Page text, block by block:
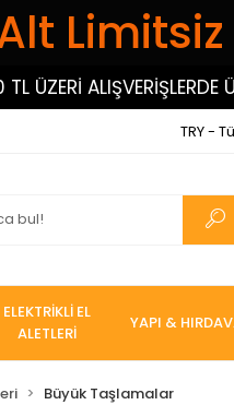
ALIŞVERİŞLERDE
TRY -
ELEKTRİKLİ EL
ALETLERİ
YAPI &
Büyük Taşlamalar